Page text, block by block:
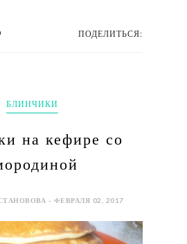
ПОДЕЛИТЬСЯ:
БЛИНЧИКИ
на кефире со
- ФЕВРАЛЯ 02, 2017